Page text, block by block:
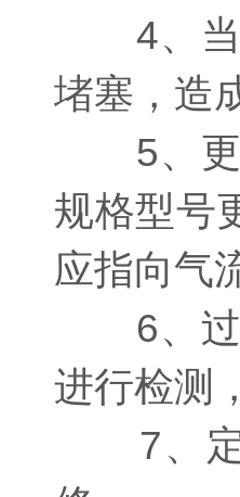
4、当
堵塞，造
5、更
规格型号
应指向气
6、过
进行检测
7、定